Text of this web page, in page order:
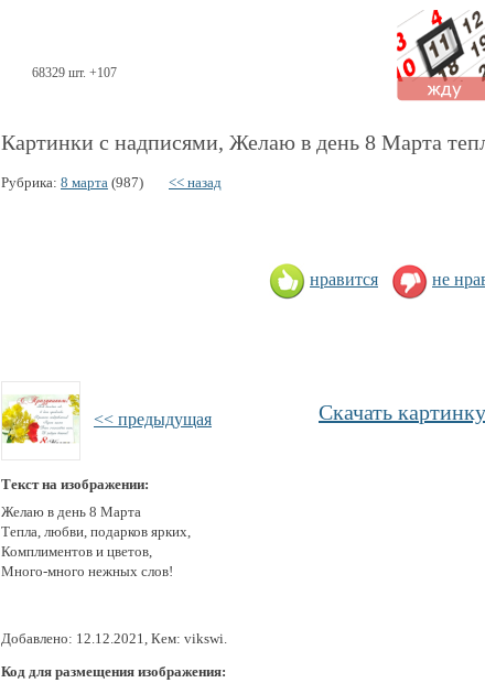
68329 шт. +107
Картинки с надписями, Желаю в день 8 Марта
Рубрика: 8 марта (987) << назад
нравится не
<< предыдущая Скачать картинку
Текст на изображении:
Желаю в день 8 Марта
Тепла, любви, подарков ярких,
Комплиментов и цветов,
Много-много нежных слов!
Добавлено: 12.12.2021, Кем: vikswi.
Код для размещения изображения: